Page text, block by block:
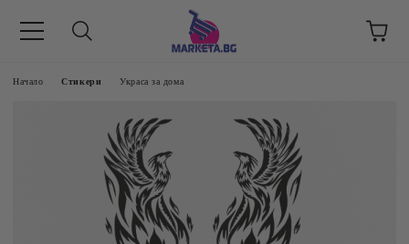
8 -17 ч/
Начало Стикери Украса за дома